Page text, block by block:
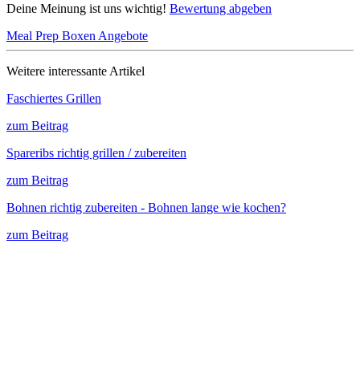
Deine Meinung ist uns wichtig! Bewertung abgeben
Meal Prep Boxen Angebote
Weitere interessante Artikel
Faschiertes Grillen
zum Beitrag
Spareribs richtig grillen / zubereiten
zum Beitrag
Bohnen richtig zubereiten - Bohnen lange wie kochen?
zum Beitrag